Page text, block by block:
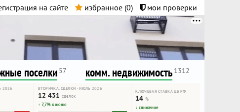
на сайте избранное (0) мои проверки
поселки 57 комм. недвижимость 1312
2026 ВТОРИЧКА, СДЕЛКИ · ИЮЛЬ 2026
12 431 сделок
↑ 7,7% к июню
КЛЮЧЕВАЯ СТАВКА ЦБ РФ
14%
↓ снижение